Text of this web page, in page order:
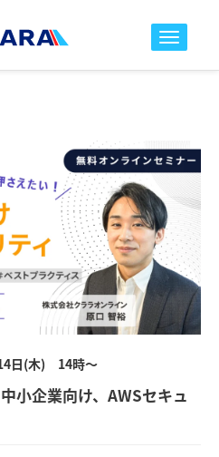
toggle
日(木) 14時～
小企業向け、AWSセキュ